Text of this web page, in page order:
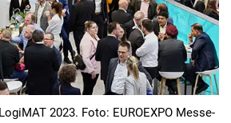
2023. Foto: EUROEXPO Messe-